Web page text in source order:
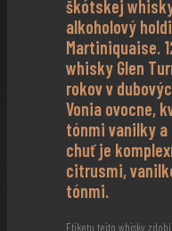
škótskej
alkoholový
Martiniquaise.
whisky Glen
rokov v
Vonia ovocne,
tónmi vanilky a
chuť je
citrusmi,
tónmi.
Etiketu tejto whisky